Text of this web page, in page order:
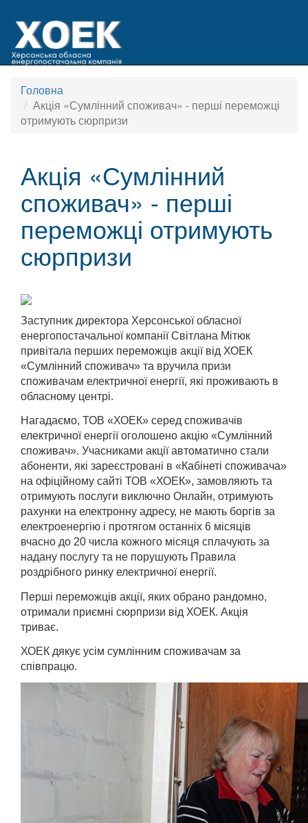
Головна
Акція «Сумлінний споживач» - перші переможці
отримують сюрпризи
Акція «Сумлінний
споживач» - перші
переможці отримують
сюрпризи
Заступник директора Херсонської обласної
енергопостачальної компанії Світлана Мітюк
привітала перших переможців акції від ХОЕК
«Сумлінний споживач» та вручила призи
споживачам електричної енергії, які проживають в
обласному центрі.
Нагадаємо, ТОВ «ХОЕК» серед споживачів
електричної енергії оголошено акцію «Сумлінний
споживач». Учасниками акції автоматично стали
абоненти, які зареєстровані в «Кабінеті споживача»
на офіційному сайті ТОВ «ХОЕК», замовляють та
отримують послуги виключно Онлайн, отримують
рахунки на електронну адресу, не мають боргів за
електроенергію і протягом останніх 6 місяців
вчасно до 20 числа кожного місяця сплачують за
надану послугу та не порушують Правила
роздрібного ринку електричної енергії.
Перші переможців акції, яких обрано рандомно,
отримали приємні сюрпризи від ХОЕК. Акція
триває.
ХОЕК дякує усім сумлінним споживачам за
співпрацю.